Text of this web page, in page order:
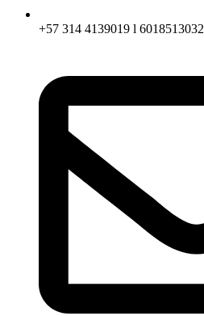
+57 314 4139019 l 6018513032